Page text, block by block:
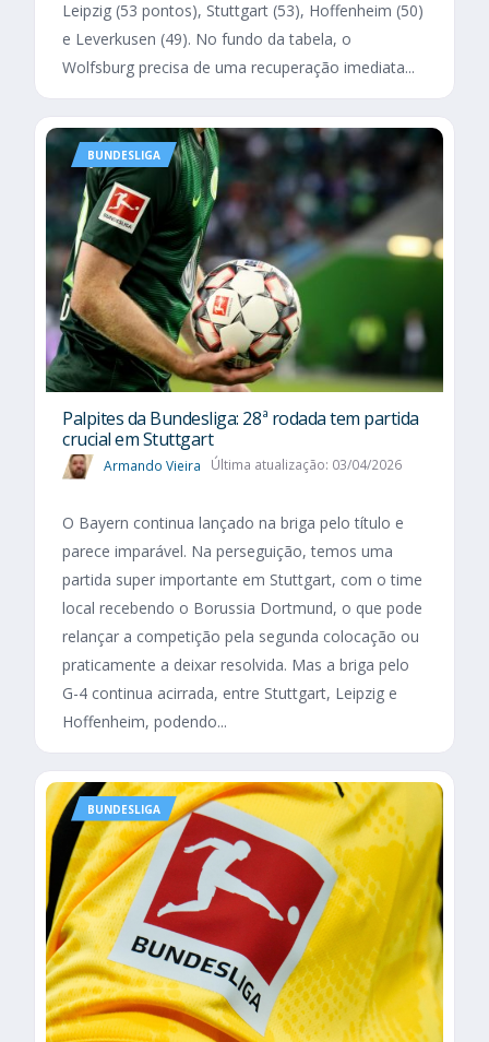
Leipzig (53 pontos), Stuttgart (53), Hoffenheim (50)
e Leverkusen (49). No fundo da tabela, o
Wolfsburg precisa de uma recuperação imediata...
BUNDESLIGA
Palpites da Bundesliga: 28ª rodada tem partida
crucial em Stuttgart
Armando Vieira Última atualização: 03/04/2026
O Bayern continua lançado na briga pelo título e
parece imparável. Na perseguição, temos uma
partida super importante em Stuttgart, com o time
local recebendo o Borussia Dortmund, o que pode
relançar a competição pela segunda colocação ou
praticamente a deixar resolvida. Mas a briga pelo
G-4 continua acirrada, entre Stuttgart, Leipzig e
Hoffenheim, podendo...
BUNDESLIGA